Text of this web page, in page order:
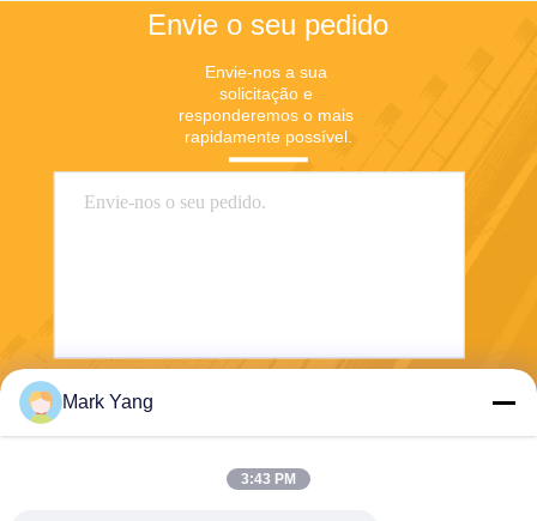
Envie o seu pedido
Envie-nos a sua
solicitação e
responderemos o mais
rapidamente possível.
Mark Yang
3:43 PM